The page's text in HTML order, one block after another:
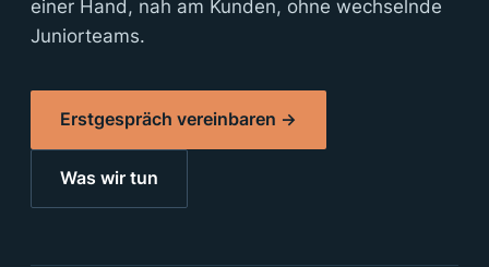
einer Hand, nah am Kunden, ohne wechselnde
Juniorteams.
Erstgespräch vereinbaren →
Was wir tun